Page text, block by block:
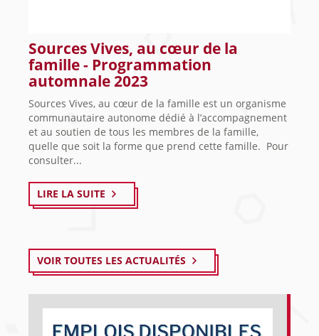
Sources Vives, au cœur de la
famille - Programmation
automnale 2023
Sources Vives, au cœur de la famille est un organisme
communautaire autonome dédié à l’accompagnement
et au soutien de tous les membres de la famille,
quelle que soit la forme que prend cette famille. Pour
consulter...
LIRE LA SUITE
VOIR TOUTES LES ACTUALITÉS